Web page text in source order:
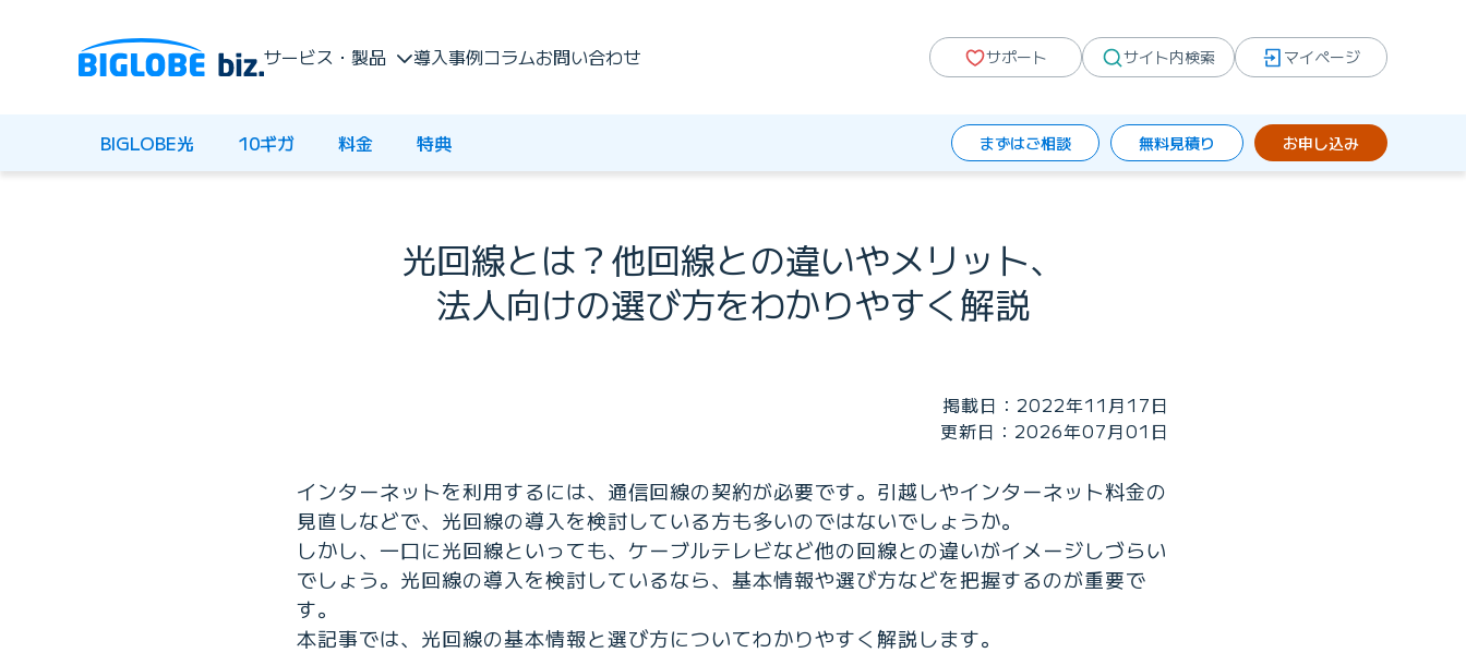
サービス・製品 導入事例コラムお問い合わせ サポート サイト内検索 マイページ
BIGLOBE光 10ギガ 料金 特典 まずはご相談 無料見積り お申し込み
光回線とは？他回線との違いやメリット、
法人向けの選び方をわかりやすく解説
掲載日：2022年11月17日
更新日：2026年07月01日
インターネットを利用するには、通信回線の契約が必要です。引越しやインターネット料金の
見直しなどで、光回線の導入を検討している方も多いのではないでしょうか。
しかし、一口に光回線といっても、ケーブルテレビなど他の回線との違いがイメージしづらい
でしょう。光回線の導入を検討しているなら、基本情報や選び方などを把握するのが重要で
す。
本記事では、光回線の基本情報と選び方についてわかりやすく解説します。